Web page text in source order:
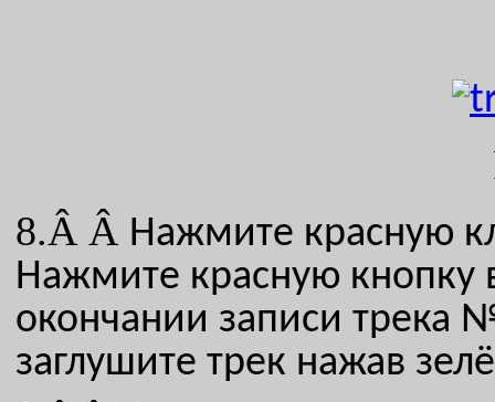
8.Â Â Нажмите красную
Нажмите красную кнопку
окончании записи трека
заглушите трек нажав